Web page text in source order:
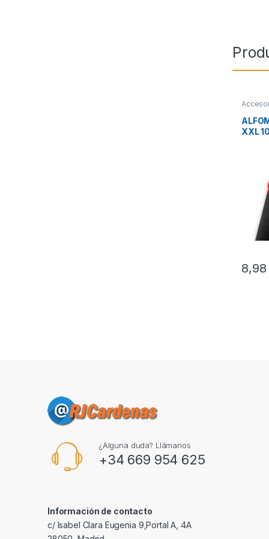
XXL
¿Alguna duda? Llámanos
+34 669 954 625
Información de contacto
c/ Isabel Clara Eugenia 9,Portal A, 4A